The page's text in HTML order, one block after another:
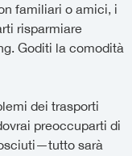
familiari o amici, i
risparmiare
Goditi la comodità
dei trasporti
preoccuparti di
sarà